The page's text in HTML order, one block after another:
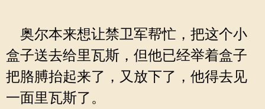
奥尔本来想让禁卫军帮忙，把这个小
盒子送去给里瓦斯，但他已经举着盒子
把胳膊抬起来了，又放下了，他得去见
一面里瓦斯了。